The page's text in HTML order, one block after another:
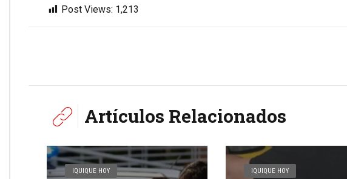
Post Views: 1,213
Artículos Relacionados
IQUIQUE HOY IQUIQUE HOY